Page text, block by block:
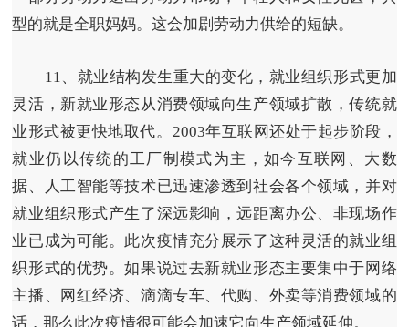
型的就是全职妈妈。这会加剧劳动力供给的短缺。
11、就业结构发生重大的变化，就业组织形式更加
灵活，新就业形态从消费领域向生产领域扩散，传统就
业形式被更快地取代。 2003年互联网还处于起步阶段，
就业仍以传统的工厂制模式为主，如今互联网、大数
据、人工智能等技术已迅速渗透到社会各个领域，并对
就业组织形式产生了深远影响，远距离办公、非现场作
业已成为可能。此次疫情充分展示了这种灵活的就业组
织形式的优势。如果说过去新就业形态主要集中于网络
主播、网红经济、滴滴专车、代购、外卖等消费领域的
话，那么此次疫情很可能会加速它向生产领域延伸。